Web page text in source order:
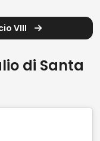
VIII
di Santa